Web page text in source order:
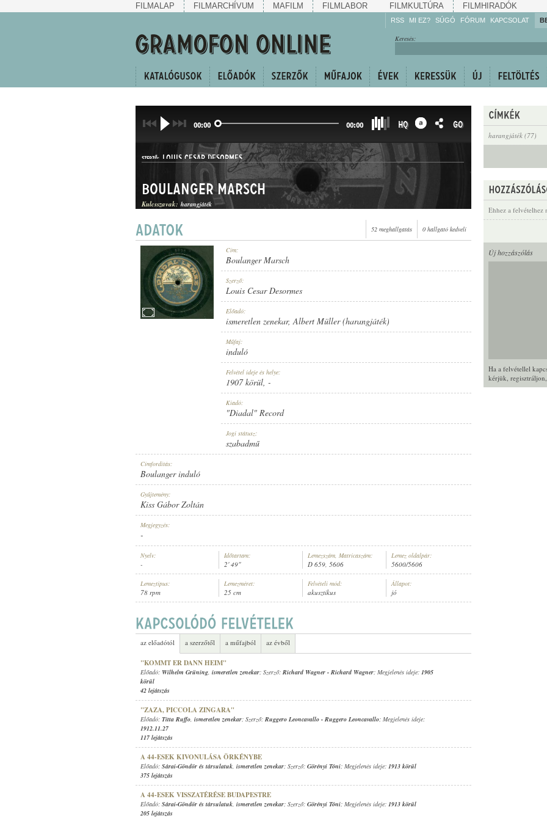
FILMALAP FILMARCHÍVUM MAFILM FILMLABOR FILMKULTÚRA FILMHIRADÓK
RSS MI EZ? SÚGÓ
Gyarapítsa!
FÓRUM KAPCSOLAT
Keresés:
harangjáték (77)
Ehhez a felvételhez
Új hozzászólás
Ha a felvétellel
kérjük, regisztráljon
00:00 00:00 HQ GO
ISMERETLEN ZENEKAR,ALBERT MÜLLER (HARANGJÁTÉK)
SZERZŐ: LOUIS CESAR DESORMES
INDULÓ
LEMEZSZÁM:
Boulanger Marsch
Kulcsszavak: harangjáték
52 meghallgatás 0 hallgató kedveli
Cím:
Boulanger Marsch
Szerző:
Louis Cesar Desormes
Előadó:
ismeretlen zenekar,Albert Müller (harangjáték)
Műfaj:
induló
Felvétel ideje és helye:
1907 körül, -
Kiadó:
"Diadal" Record
Jogi státusz:
szabadmű
Címfordítás:
Boulanger induló
Gyűjtemény:
Kiss Gábor Zoltán
Megjegyzés:
-
Nyelv:
-
Időtartam:
2' 49"
Lemezszám, Matricaszám:
D 659, 5606
Lemez oldalpár:
5600/5606
Lemeztípus:
78 rpm
Lemezméret:
25 cm
Felvételi mód:
akusztikus
Állapot:
jó
az előadótól a szerzőtől a műfajból az évből
"KOMMT ER DANN HEIM"
Előadó: Wilhelm Grüning, ismeretlen zenekar; Szerző: Richard Wagner - Richard Wagner; Megjelenés ideje: 1905
körül
42 lejátszás
"ZAZA, PICCOLA ZINGARA"
Előadó: Titta Ruffo, ismeretlen zenekar; Szerző: Ruggero Leoncavallo - Ruggero Leoncavallo; Megjelenés ideje:
1912.11.27
117 lejátszás
A 44-ESEK KIVONULÁSA ÖRKÉNYBE
Előadó: Sárai-Göndör és társulatuk, ismeretlen zenekar; Szerző: Görényi Tóni; Megjelenés ideje: 1913 körül
375 lejátszás
A 44-ESEK VISSZATÉRÉSE BUDAPESTRE
Előadó: Sárai-Göndör és társulatuk, ismeretlen zenekar; Szerző: Görényi Tóni; Megjelenés ideje: 1913 körül
205 lejátszás